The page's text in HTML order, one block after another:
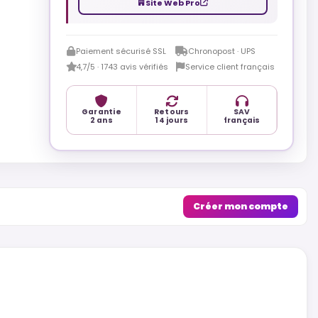
Site Web Pro
Paiement sécurisé SSL
Chronopost · UPS
4,7/5 · 1743 avis vérifiés
Service client français
Garantie
2 ans
Retours
14 jours
SAV
français
Créer mon compte